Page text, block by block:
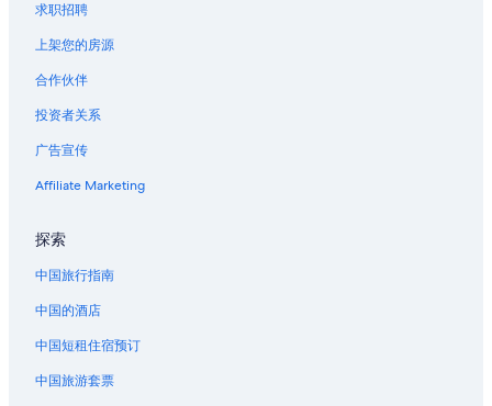
尤金的酒店
尤金的汽车旅馆
雷恩县展览会场附近的酒店
求职招聘
上架您的房源
合作伙伴
投资者关系
广告宣传
Affiliate Marketing
探索
中国旅行指南
中国的酒店
中国短租住宿预订
中国旅游套票